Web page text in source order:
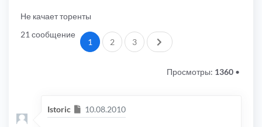
Не качает торенты
21 сообщение
1 2 3 След.
Просмотры: 1360 •
Istoric Сообщение
10.08.2010